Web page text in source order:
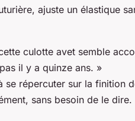
ajuste un élastique
culotte avet semble
il y a quinze ans. »
répercuter sur la finition
sans besoin de le dire.